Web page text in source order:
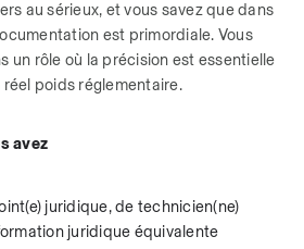
au sérieux, et vous savez que dans
est primordiale. Vous
un rôle où la précision est essentielle
poids réglementaire.
avez
juridique, de technicien(ne)
juridique équivalente